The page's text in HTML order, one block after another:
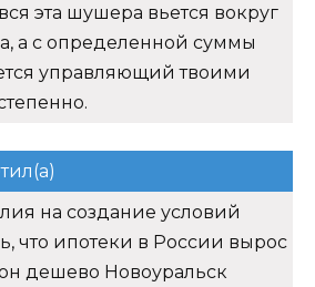
эта шушера вьется вокруг
а с определенной суммы
управляющий твоими
на создание условий
что ипотеки в России вырос
дешево Новоуральск